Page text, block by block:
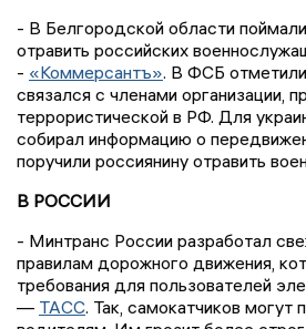
- В Белгородской области
отравить российских
- «Коммерсантъ». В ФСБ
связался с членами организации,
террористической в РФ. Для
собирал информацию о
поручили россиянину отравить
В РОССИИ
- Минтранс России разработал
правилам дорожного движения,
требования для пользователей
— ТАСС. Так, самокатчиков могут